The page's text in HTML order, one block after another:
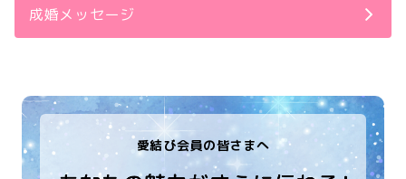
成婚メッセージ
愛結び会員の皆さまへ